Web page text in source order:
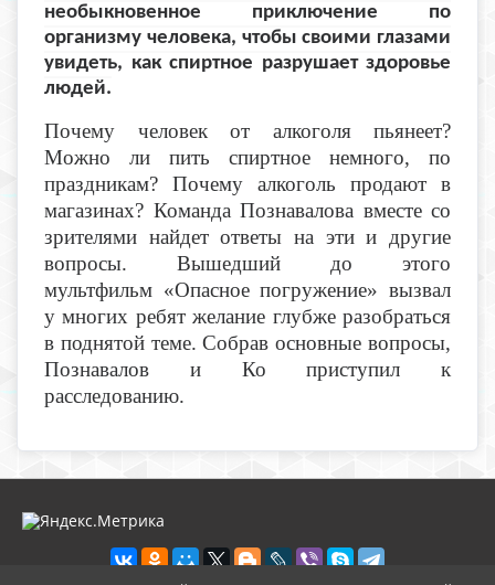
необыкновенное приключение по
организму человека, чтобы своими глазами
увидеть, как спиртное разрушает здоровье
людей.
Почему человек от алкоголя пьянеет?
Можно ли пить спиртное немного, по
праздникам? Почему алкоголь продают в
магазинах? Команда Познавалова вместе со
зрителями найдет ответы на эти и другие
вопросы. Вышедший до этого
мультфильм «Опасное погружение» вызвал
у многих ребят желание глубже разобраться
в поднятой теме. Собрав основные вопросы,
Познавалов и Ко приступил к
расследованию.